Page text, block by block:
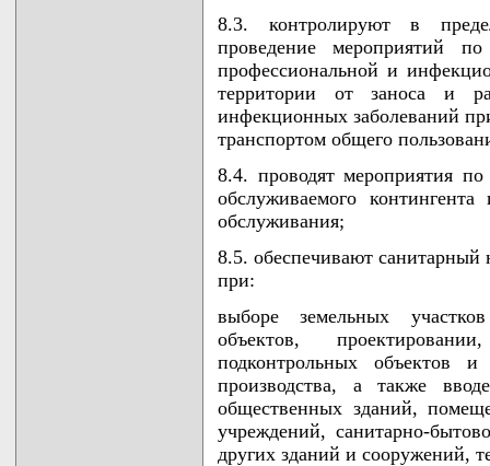
8.3. контролируют в
проведение мероприятий
профессиональной и
территории от заноса и
инфекционных заболеваний
транспортом общего
8.4. проводят мероприятия
обслуживаемого
обслуживания;
8.5. обеспечивают санитарный
при:
выборе земельных
объектов,
подконтрольных объектов
производства, а также
общественных зданий,
учреждений, санитарно-
других зданий и сооружений,